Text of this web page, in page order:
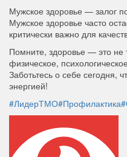
Мужское здоровье — залог
Мужское здоровье часто
критически важно для
Помните, здоровье — это не
физическое,
Заботьтесь о себе сегодня,
энергией!
#ЛидерТМО#Профилактика